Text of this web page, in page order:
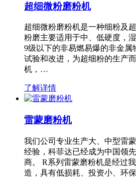
超细微粉磨粉机
超细微粉磨粉机是一种细粉及
粉磨主要适用于中、低硬度，
9级以下的非易燃易爆的非金属
试验和改进，为超细粉的生产
机，…
了解详情
雷蒙磨粉机
我们公司专业生产大、中型雷
经验，科菲达已经成为中国领
商。 R系列雷蒙磨粉机是经过
造，具有低损耗、投资小、环